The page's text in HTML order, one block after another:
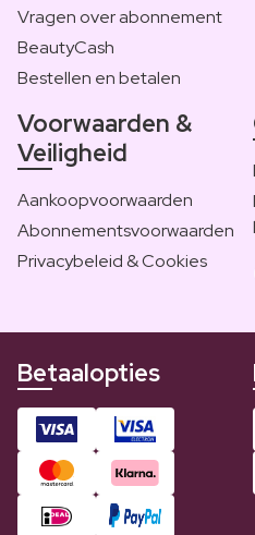
Vragen over abonnement
BeautyCash
Bestellen en betalen
Voorwaarden &
Veiligheid
Aankoopvoorwaarden
Abonnementsvoorwaarden
Privacybeleid & Cookies
Betaalopties